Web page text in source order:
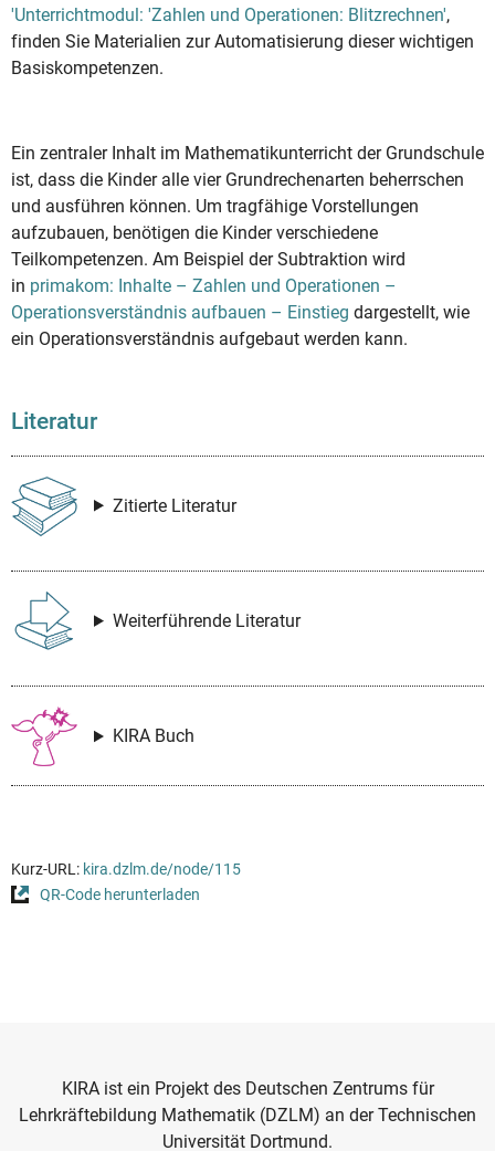
'Unterrichtmodul: 'Zahlen und Operationen: Blitzrechnen',
finden Sie Materialien zur Automatisierung dieser wichtigen
Basiskompetenzen.
Ein zentraler Inhalt im Mathematikunterricht der Grundschule
ist, dass die Kinder alle vier Grundrechenarten beherrschen
und ausführen können. Um tragfähige Vorstellungen
aufzubauen, benötigen die Kinder verschiedene
Teilkompetenzen. Am Beispiel der Subtraktion wird
in primakom: Inhalte – Zahlen und Operationen –
Operationsverständnis aufbauen – Einstieg dargestellt, wie
ein Operationsverständnis aufgebaut werden kann.
Literatur
Zitierte Literatur
Weiterführende Literatur
KIRA Buch
Kurz-URL: kira.dzlm.de/node/115
QR-Code herunterladen
KIRA ist ein Projekt des Deutschen Zentrums für
Lehrkräftebildung Mathematik (DZLM) an der Technischen
Universität Dortmund.